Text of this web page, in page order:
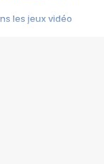
les jeux vidéo